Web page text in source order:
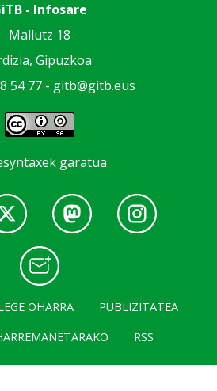
- Infosare
Mallutz 18
Gipuzkoa
54 77 - gitb@gitb.eus
garatua
OHARRA
PUBLIZITATEA
RSS